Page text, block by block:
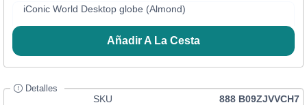
iConic World Desktop globe (Almond)
Añadir A La Cesta
Detalles
SKU
888 B09ZJVVCH7